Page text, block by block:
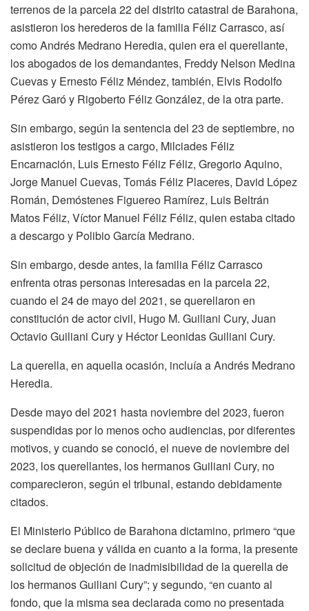
terrenos de la parcela 22 del distrito catastral de Barahona,
asistieron los herederos de la familia Féliz Carrasco, así
como Andrés Medrano Heredia, quien era el querellante,
los abogados de los demandantes, Freddy Nelson Medina
Cuevas y Ernesto Féliz Méndez, también, Elvis Rodolfo
Pérez Garó y Rigoberto Féliz González, de la otra parte.
Sin embargo, según la sentencia del 23 de septiembre, no
asistieron los testigos a cargo, Milciades Féliz
Encarnación, Luis Ernesto Féliz Féliz, Gregorio Aquino,
Jorge Manuel Cuevas, Tomás Féliz Placeres, David López
Román, Demóstenes Figuereo Ramírez, Luis Beltrán
Matos Féliz, Víctor Manuel Féliz Féliz, quien estaba citado
a descargo y Polibio García Medrano.
Sin embargo, desde antes, la familia Féliz Carrasco
enfrenta otras personas interesadas en la parcela 22,
cuando el 24 de mayo del 2021, se querellaron en
constitución de actor civil, Hugo M. Guiliani Cury, Juan
Octavio Guiliani Cury y Héctor Leonidas Guiliani Cury.
La querella, en aquella ocasión, incluía a Andrés Medrano
Heredia.
Desde mayo del 2021 hasta noviembre del 2023, fueron
suspendidas por lo menos ocho audiencias, por diferentes
motivos, y cuando se conoció, el nueve de noviembre del
2023, los querellantes, los hermanos Guiliani Cury, no
comparecieron, según el tribunal, estando debidamente
citados.
El Ministerio Público de Barahona dictamino, primero “que
se declare buena y válida en cuanto a la forma, la presente
solicitud de objeción de inadmisibilidad de la querella de
los hermanos Guiliani Cury”; y segundo, “en cuanto al
fondo, que la misma sea declarada como no presentada